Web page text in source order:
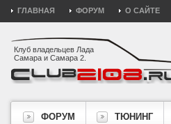
ГЛАВНАЯ ФОРУМ О САЙТЕ
Клуб владельцев Лада
Самара и Самара 2.
ФОРУМ ТЮНИНГ